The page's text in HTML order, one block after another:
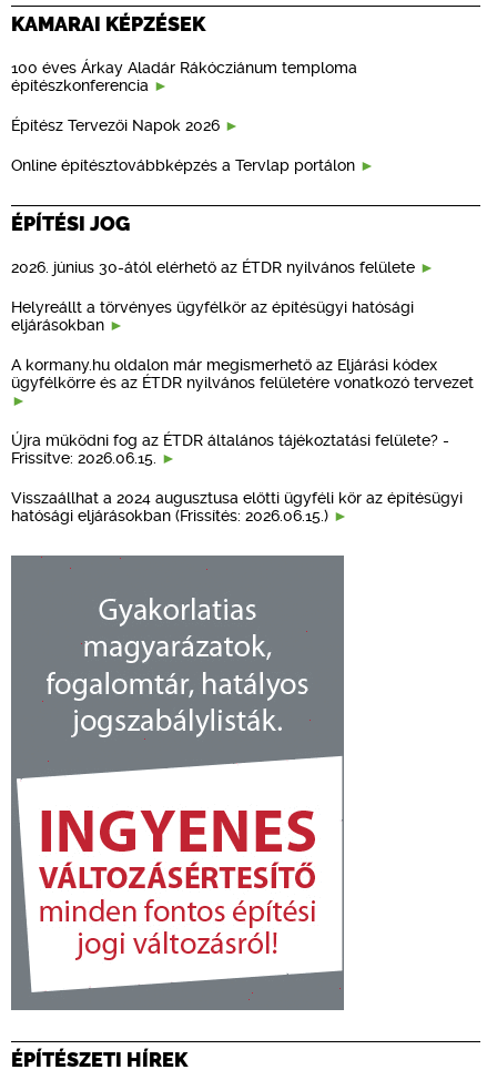
KAMARAI KÉPZÉSEK
100 éves Árkay Aladár Rákócziánum temploma
építészkonferencia
Építész Tervezői Napok 2026
Online építésztovábbképzés a Tervlap portálon
ÉPÍTÉSI JOG
2026. június 30-ától elérhető az ÉTDR nyilvános felülete
Helyreállt a törvényes ügyfélkör az építésügyi hatósági
eljárásokban
A kormany.hu oldalon már megismerhető az Eljárási kódex
ügyfélkörre és az ÉTDR nyilvános felületére vonatkozó tervezet
Újra működni fog az ÉTDR általános tájékoztatási felülete? -
Frissítve: 2026.06.15.
Visszaállhat a 2024 augusztusa előtti ügyféli kör az építésügyi
hatósági eljárásokban (Frissítés: 2026.06.15.)
ÉPÍTÉSZETI HÍREK